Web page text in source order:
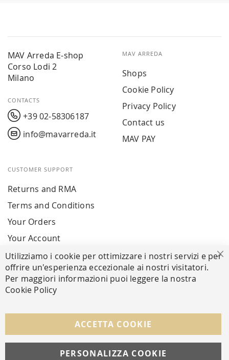
MAV Arreda E-shop
Corso Lodi 2
Milano
CONTACTS
+39 02-58306187
info@mavarreda.it
MAV ARREDA
Shops
Cookie Policy
Privacy Policy
Contact us
MAV PAY
CUSTOMER SUPPORT
Returns and RMA
Terms and Conditions
Your Orders
Your Account
SECURE PAYMENTS
FOLLOW US ON SOCIAL MEDIA
Utilizziamo i cookie per ottimizzare i nostri servizi e per
offrire un'esperienza eccezionale ai nostri visitatori.
Per maggiori informazioni puoi leggere la nostra
Cookie Policy
ACCETTA COOKIE
PERSONALIZZA COOKIE